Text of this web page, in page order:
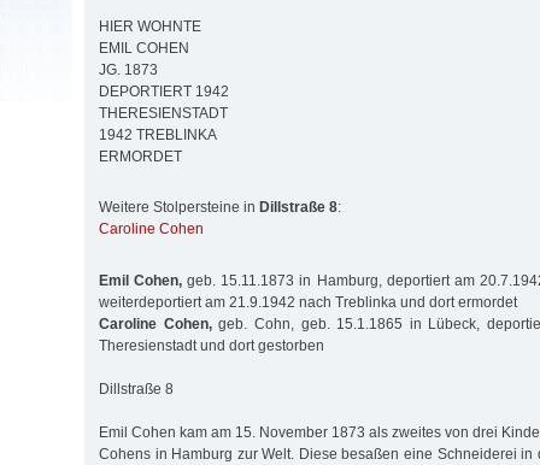
HIER WOHNTE
EMIL COHEN
JG. 1873
DEPORTIERT 1942
THERESIENSTADT
1942 TREBLINKA
ERMORDET
Weitere Stolpersteine in Dillstraße 8:
Caroline Cohen
Emil Cohen, geb. 15.11.1873 in Hamburg, deportiert am
weiterdeportiert am 21.9.1942 nach Treblinka und dort ermordet
Caroline Cohen,geb. Cohn, geb. 15.1.1865 in Lübeck,
Theresienstadt und dort gestorben
Dillstraße 8
Emil Cohen kam am 15. November 1873 als zweites von drei
Cohens in Hamburg zur Welt. Diese besaßen eine Schneiderei in